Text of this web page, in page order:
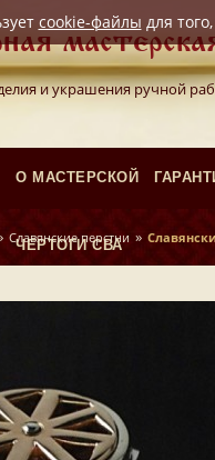
и украшения ручной
О МАСТЕРСКОЙ
ЧЕРТОГИ СВА
Славянские перстни »
cookie-файлы для